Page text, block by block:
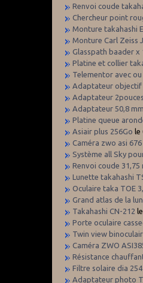
Renvoi coude
Chercheur point
Monture takahashi
Monture Carl Zeiss
Glasspath baader x
Platine et collier
Telementor avec ou
Adaptateur objectif
Adaptateur
Adaptateur 50,8
Platine queue
Asiair plus 256Go le
Caméra zwo asi 676
Système all Sky
Renvoi coude 31,75
Lunette takahashi
Oculaire taka TOE
Grand atlas de la
Takahashi CN-212
Porte oculaire
Twin view
Caméra ZWO
Résistance
Filtre solaire dia
Adaptateur photo